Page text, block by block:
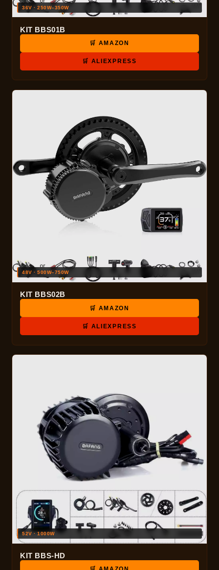
36V · 250W–350W
KIT BBS01B
🛒 AMAZON
🛒 ALIEXPRESS
48V · 500W–750W
KIT BBS02B
🛒 AMAZON
🛒 ALIEXPRESS
52V · 1000W
KIT BBS-HD